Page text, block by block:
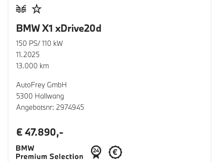
BMW X1 xDrive20d
150 PS/ 110 kW
11.2025
13.000 km
AutoFrey GmbH
5300 Hallwang
Angebotsnr: 2974945
€ 47.890,-